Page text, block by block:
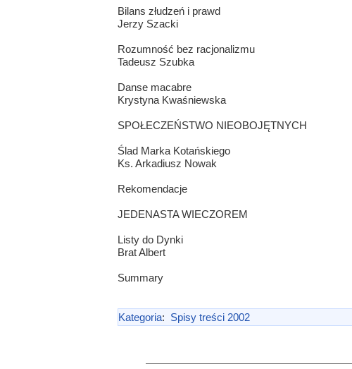
Bilans złudzeń i prawd
Jerzy Szacki
Rozumność bez racjonalizmu
Tadeusz Szubka
Danse macabre
Krystyna Kwaśniewska
SPOŁECZEŃSTWO NIEOBOJĘTNYCH
Ślad Marka Kotańskiego
Ks. Arkadiusz Nowak
Rekomendacje
JEDENASTA WIECZOREM
Listy do Dynki
Brat Albert
Summary
Kategoria: Spisy treści 2002